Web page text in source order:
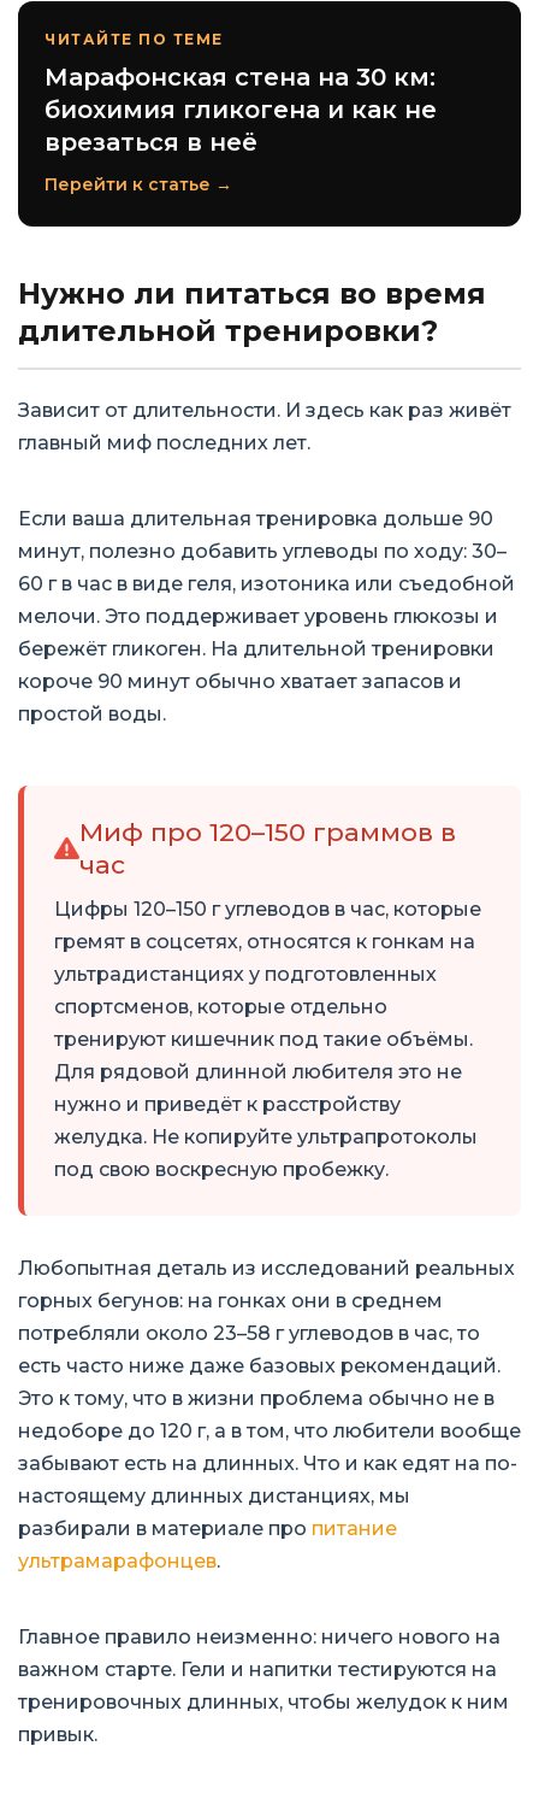
ЧИТАЙТЕ ПО ТЕМЕ
Марафонская стена на 30 км:
биохимия гликогена и как не
врезаться в неё
Перейти к статье →
Нужно ли питаться во время
длительной тренировки?
Зависит от длительности. И здесь как раз живёт
главный миф последних лет.
Если ваша длительная тренировка дольше 90
минут, полезно добавить углеводы по ходу: 30–
60 г в час в виде геля, изотоника или съедобной
мелочи. Это поддерживает уровень глюкозы и
бережёт гликоген. На длительной тренировки
короче 90 минут обычно хватает запасов и
простой воды.
Миф про 120–150 граммов в
час
Цифры 120–150 г углеводов в час, которые
гремят в соцсетях, относятся к гонкам на
ультрадистанциях у подготовленных
спортсменов, которые отдельно
тренируют кишечник под такие объёмы.
Для рядовой длинной любителя это не
нужно и приведёт к расстройству
желудка. Не копируйте ультрапротоколы
под свою воскресную пробежку.
Любопытная деталь из исследований реальных
горных бегунов: на гонках они в среднем
потребляли около 23–58 г углеводов в час, то
есть часто ниже даже базовых рекомендаций.
Это к тому, что в жизни проблема обычно не в
недоборе до 120 г, а в том, что любители вообще
забывают есть на длинных. Что и как едят на по-
настоящему длинных дистанциях, мы
разбирали в материале про питание
ультрамарафонцев.
Главное правило неизменно: ничего нового на
важном старте. Гели и напитки тестируются на
тренировочных длинных, чтобы желудок к ним
привык.